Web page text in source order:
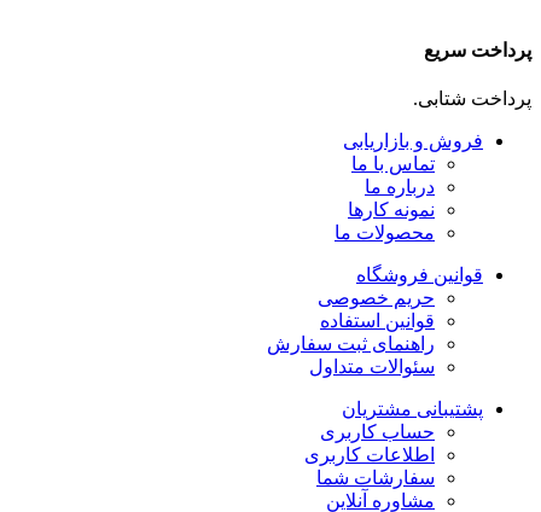
پرداخت سریع
پرداخت شتابی.
فروش و بازاریابی
تماس با ما
درباره ما
نمونه کارها
محصولات ما
قوانین فروشگاه
حریم خصوصی
قوانین استفاده
راهنمای ثبت سفارش
سئوالات متداول
پشتیبانی مشتریان
حساب کاربری
اطلاعات کاربری
سفارشات شما
مشاوره آنلاین